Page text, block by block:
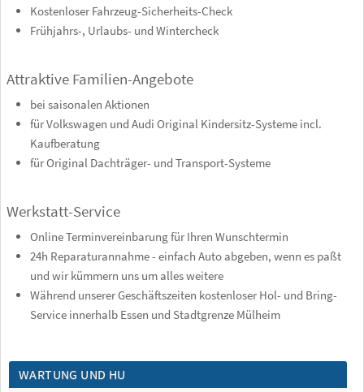
Kostenloser Fahrzeug-Sicherheits-Check
Frühjahrs-, Urlaubs- und Wintercheck
Attraktive Familien-Angebote
bei saisonalen Aktionen
für Volkswagen und Audi Original Kindersitz-Systeme incl.
Kaufberatung
für Original Dachträger- und Transport-Systeme
Werkstatt-Service
Online Terminvereinbarung für Ihren Wunschtermin
24h Reparaturannahme - einfach Auto abgeben, wenn es paßt
und wir kümmern uns um alles weitere
Während unserer Geschäftszeiten kostenloser Hol- und Bring-
Service innerhalb Essen und Stadtgrenze Mülheim
WARTUNG UND HU